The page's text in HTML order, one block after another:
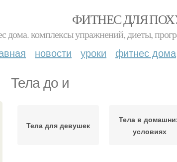
ФИТНЕС ДЛЯ
дома. комплексы упражнений, диеты,
новости уроки фитнес дома
Тела до и
Тела для девушек
Тела в
условиях